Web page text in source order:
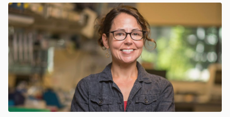
Comentando sobre a repercussão da notícia, a
CSO(Diretora de Operações Científicas
companhia, Beth Shapiro, lembrou que a
definição que ela propõe para a desextinção é a
de trazer de volta os
traços ecológicos
que
fizeram os lobos-terríveis contribuírem, de forma
única, ao seu ecossistema,algo que seus lobos
supostamente fariam.